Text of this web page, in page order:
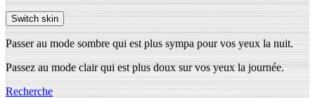
Switch skin
Passer au mode sombre qui est plus sympa pour vos yeux la nuit.
Passez au mode clair qui est plus doux sur vos yeux la journée.
Recherche